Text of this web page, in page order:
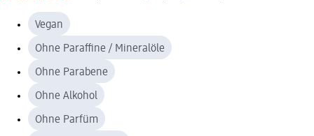
Vegan
Ohne Paraffine / Mineralöle
Ohne Parabene
Ohne Alkohol
Ohne Parfüm